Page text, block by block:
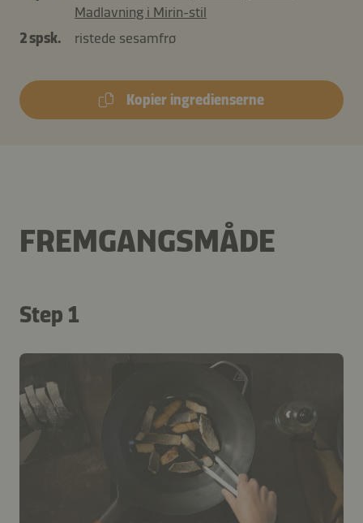
Madlavning i Mirin-stil
2 spsk.
ristede sesamfrø
Kopier ingredienserne
FREMGANGSMÅDE
Step 1